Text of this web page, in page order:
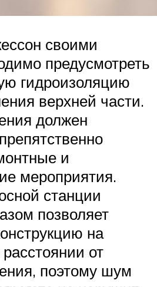
своими
предусмотреть
гидроизоляцию
верхней части.
должен
и
мероприятия.
станции
позволяет
на
от
поэтому шум